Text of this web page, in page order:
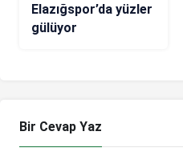
Elazığspor’da yüzler
gülüyor
Bir Cevap Yaz